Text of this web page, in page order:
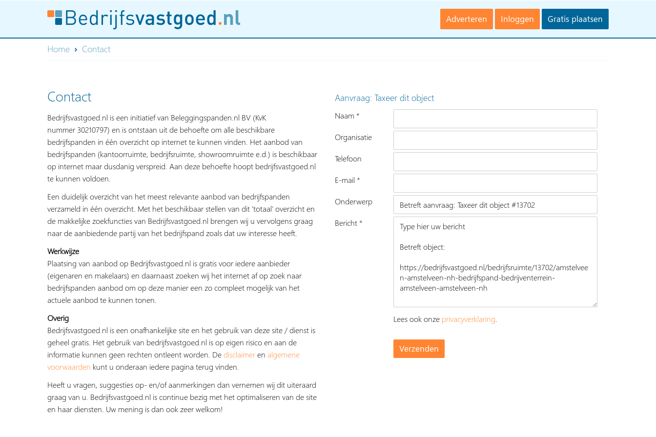
Adverteren Inloggen Gratis plaatsen
Home Contact
Contact
Bedrijfsvastgoed.nl is een initiatief van Beleggingspanden.nl BV (KvK
nummer 30210797) en is ontstaan uit de behoefte om alle beschikbare
bedrijfspanden in één overzicht op internet te kunnen vinden. Het aanbod van
bedrijfspanden (kantoorruimte, bedrijfsruimte, showroomruimte e.d.) is beschikbaar
op internet maar dusdanig verspreid. Aan deze behoefte hoopt bedrijfsvastgoed.nl
te kunnen voldoen.
Een duidelijk overzicht van het meest relevante aanbod van bedrijfspanden
verzameld in één overzicht. Met het beschikbaar stellen van dit 'totaal' overzicht en
de makkelijke zoekfuncties van Bedrijfsvastgoed.nl brengen wij u vervolgens graag
naar de aanbiedende partij van het bedrijfspand zoals dat uw interesse heeft.
Werkwijze
Plaatsing van aanbod op Bedrijfsvastgoed.nl is gratis voor iedere aanbieder
(eigenaren en makelaars) en daarnaast zoeken wij het internet af op zoek naar
bedrijfspanden aanbod om op deze manier een zo compleet mogelijk van het
actuele aanbod te kunnen tonen.
Overig
Bedrijfsvastgoed.nl is een onafhankelijke site en het gebruik van deze site / dienst is
geheel gratis. Het gebruik van bedrijfsvastgoed.nl is op eigen risico en aan de
informatie kunnen geen rechten ontleent worden. Dedisclaimeren algemene
voorwaarden kunt u onderaan iedere pagina terug vinden.
Heeft u vragen, suggesties op- en/of aanmerkingen dan vernemen wij dit uiteraard
graag van u. Bedrijfsvastgoed.nl is continue bezig met het optimaliseren van de site
en haar diensten. Uw mening is dan ook zeer welkom!
Aanvraag: Taxeer dit object
Naam *
Organisatie
Telefoon
E-mail *
Onderwerp
Bericht *
Lees ook onze privacyverklaring